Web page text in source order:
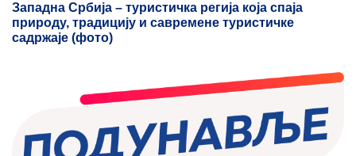
Западна Србија – туристичка регија која спаја
природу, традицију и савремене туристичке
садржаје (фото)